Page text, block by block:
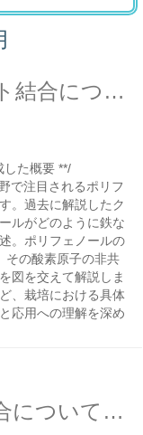
ポリフェノールのキレート結合について
した概要 **/
で注目されるポリフ
。過去に解説したク
ルがどのように鉄な
。ポリフェノールの
その酸素原子の非共
図を交えて解説しま
、栽培における具体
応用への理解を深め
クエン酸鉄のキレート結合について再び